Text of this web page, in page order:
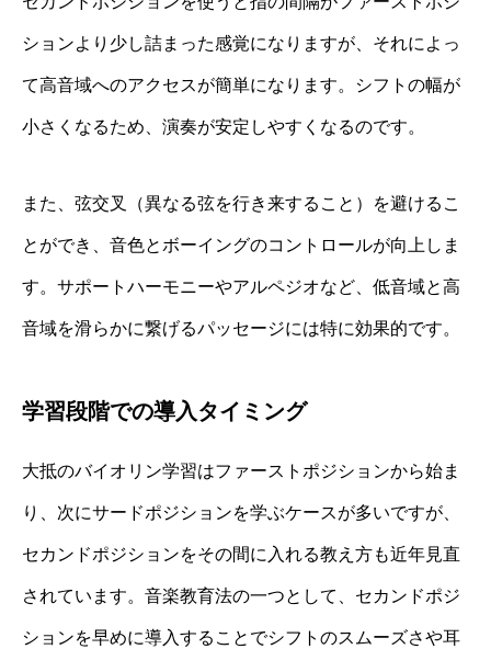
ションより少し詰まった感覚になりますが、それによっ
て高音域へのアクセスが簡単になります。シフトの幅が
小さくなるため、演奏が安定しやすくなるのです。
また、弦交叉（異なる弦を行き来すること）を避けるこ
とができ、音色とボーイングのコントロールが向上しま
す。サポートハーモニーやアルペジオなど、低音域と高
音域を滑らかに繋げるパッセージには特に効果的です。
学習段階での導入タイミング
大抵のバイオリン学習はファーストポジションから始ま
り、次にサードポジションを学ぶケースが多いですが、
セカンドポジションをその間に入れる教え方も近年見直
されています。音楽教育法の一つとして、セカンドポジ
ションを早めに導入することでシフトのスムーズさや耳